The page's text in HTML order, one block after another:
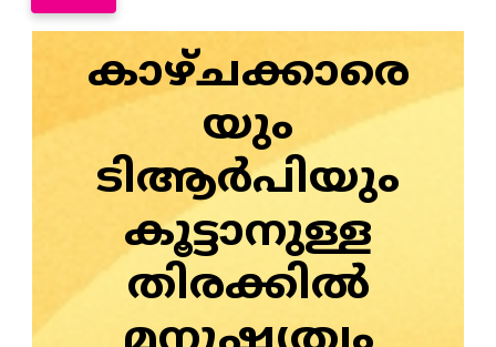
കാഴ്ചക്കാരെ
യും
ടിആര്‍പിയും
കൂട്ടാനുള്ള
തിരക്കില്‍